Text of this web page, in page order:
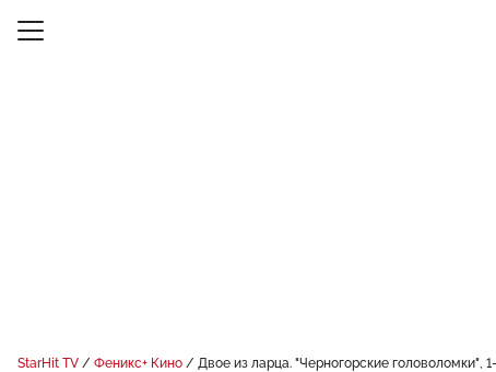
StarHit TV Феникс+ Кино Двое из ларца. "Черногорские головоломки",